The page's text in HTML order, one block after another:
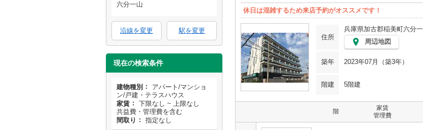
六分一山
沿線を変更 駅を変更
現在の検索条件
建物種別
アパート/マンショ
ン/戸建・テラスハウス
家賃
下限なし ~ 上限なし
共益費・管理費を含む
間取り
指定なし
休日は混雑するため来店予約がオススメです！
住所
兵庫県加古郡稲美町六分一
周辺地図
築年 2023年07月（築3年）
階建 5階建
階
家賃
管理費